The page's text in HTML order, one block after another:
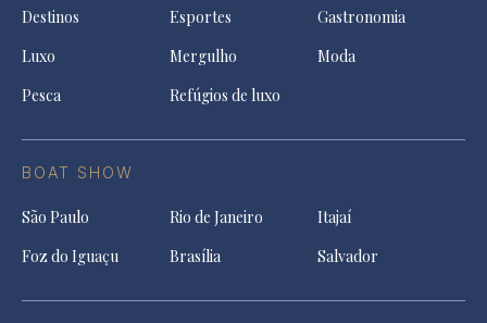
Destinos Esportes
Gastronomia
Luxo
Mergulho
Moda
Pesca
Refúgios de luxo
BOAT SHOW
São Paulo Rio de Janeiro
Itajaí
Foz do Iguaçu
Brasília Salvador